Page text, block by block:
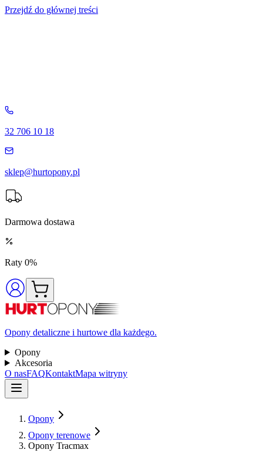
Przejdź do głównej treści
32 706 10 18
sklep@hurtopony.pl
Darmowa dostawa
Raty 0%
Opony detaliczne i hurtowe dla każdego.
Opony
Akcesoria
O nasFAQKontaktMapa witryny
Opony
Opony terenowe
Opony Tracmax